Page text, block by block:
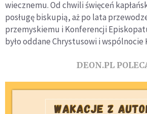
wiecznemu. Od chwili święceń
posługę biskupią, aż po lata
przemyskiemu i Konferencji
było oddane Chrystusowi i wspólnocie
DEON.PL